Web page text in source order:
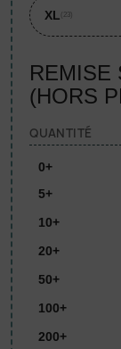
XL (23)
REMISE
(HORS
QUANTITÉ
0+
5+
10+
20+
50+
100+
200+